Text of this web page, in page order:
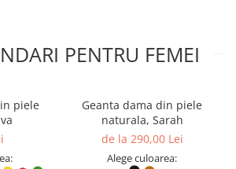
Profil subțire care încape confortabil în
care depășesc rezistența oricărei
Dispune de sloturi pentru
un compartiment generos pentru bancnote
PENTRU FEMEI
piele
Geanta dama din piele
naturala, Sarah
de la 290,00 Lei
Alege culoarea: